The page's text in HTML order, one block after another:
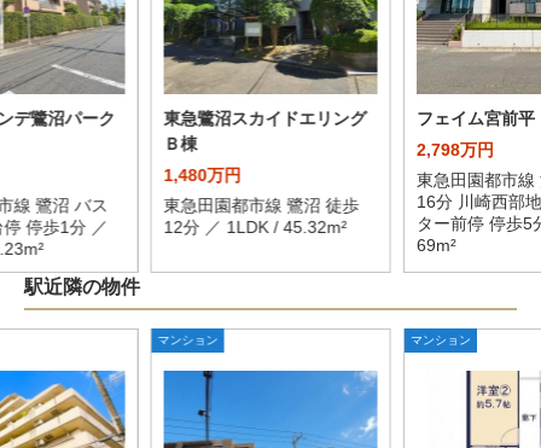
デ鷺沼パーク
線 鷺沼 バス
停歩1分 ／
東急鷺沼スカイドエリング
Ｂ棟
1,480万円
東急田園都市線 鷺沼 徒歩
12分 ／ 1LDK / 45.32m²
フェイム宮前平
2,798万円
東急田園都市線
16分 川崎西部
ター前停 停歩5
69m²
駅近隣の物件
マンション マンション